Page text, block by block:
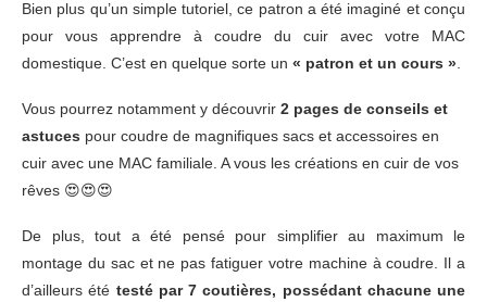
Bien plus qu’un simple tutoriel, ce patron a été imaginé et conçu
pour vous apprendre à coudre du cuir avec votre MAC
domestique. C’est en quelque sorte un « patron et un cours »
Vous pourrez notamment y découvrir 2 pages de conseils et
astuces pour coudre de magnifiques sacs et accessoires en
cuir avec une MAC familiale. A vous les créations en cuir de vos
rêves 😍😍😍
De plus, tout a été pensé pour simplifier au maximum le
montage du sac et ne pas fatiguer votre machine à coudre. Il a
d’ailleurs été testé par 7 coutières, possédant chacune une